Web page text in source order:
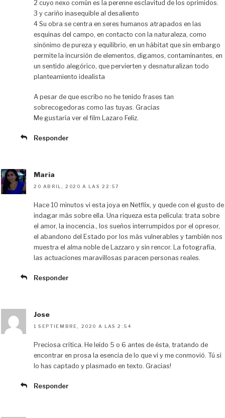
2 cuyo nexo común es la perenne esclavitud de los oprimidos.
3 y cariño inasequible al desaliento
4 Su obra se centra en seres humanos atrapados en las
esquinas del campo, en contacto con la naturaleza, como
sinónimo de pureza y equilibrio, en un hábitat que sin embargo
permite la incursión de elementos, digamos, contaminantes, en
un sentido alegórico, que pervierten y desnaturalizan todo
planteamiento idealista
A pesar de que escribo no he tenido frases tan
sobrecogedoras como las tuyas. Gracias
Me gustaría ver el film Lazaro Feliz.
Responder
Maria
20 ABRIL, 2020 A LAS 22:57
Hace 10 minutos vi esta joya en Netflix, y quede con el gusto de
indagar más sobre ella. Una riqueza esta película: trata sobre
el amor, la inocencia., los sueños interrumpidos por el opresor,
el abandono del Estado por los más vulnerables y también nos
muestra el alma noble de Lazzaro y sin rencor. La fotografía,
las actuaciones maravillosas paracen personas reales.
Responder
Jose
1 SEPTIEMBRE, 2020 A LAS 2:54
Preciosa crítica. He leído 5 o 6 antes de ésta, tratando de
encontrar en prosa la esencia de lo que vi y me conmovió. Tú si
lo has captado y plasmado en texto. Gracias!
Responder